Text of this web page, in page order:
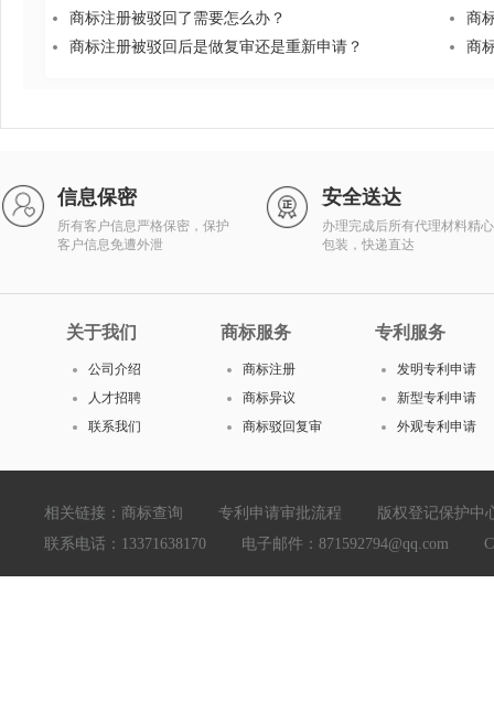
商标注册被驳回了需要怎么办？
商
商标注册被驳回后是做复审还是重新申请？
商
信息保密
所有客户信息严格保密，保护
客户信息免遭外泄
安全送达
办理完成后所有代理材料精心
包装，快递直达
关于我们
公司介绍
人才招聘
联系我们
商标服务
商标注册
商标异议
商标驳回复审
专利服务
发明专利申请
新型专利申请
外观专利申请
相关链接： 商标查询 专利申请审批流程
版权登记保护中
联系电话：13371638170 电子邮件：871592794@qq.com